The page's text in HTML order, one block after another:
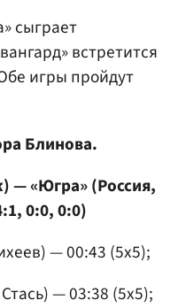
сыграет
встретится
игры пройдут
Блинова.
— «Югра» (Россия,
0:0, 0:0)
— 00:43 (5х5);
— 03:38 (5х5);